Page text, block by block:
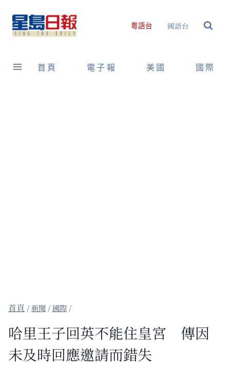
content
粵語台 國語台
首頁 電子報 美國 國際
/新聞 / 國際 /
哈里王子回英不能住皇宮 傳因
未及時回應邀請而錯失